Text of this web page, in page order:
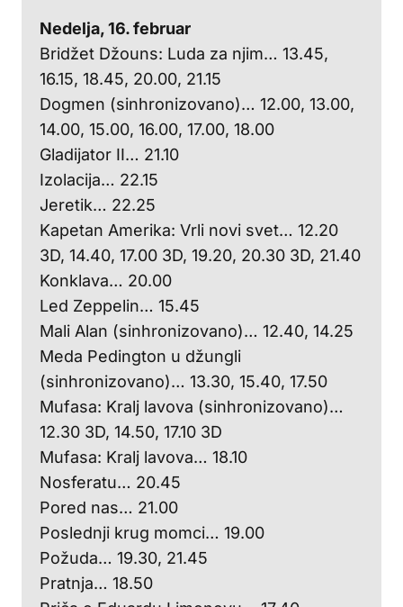
Nedelja, 16. februar
Bridžet Džouns: Luda za njim… 13.45,
16.15, 18.45, 20.00, 21.15
Dogmen (sinhronizovano)… 12.00, 13.00,
14.00, 15.00, 16.00, 17.00, 18.00
Gladijator II… 21.10
Izolacija… 22.15
Jeretik… 22.25
Kapetan Amerika: Vrli novi svet… 12.20
3D, 14.40, 17.00 3D, 19.20, 20.30 3D, 21.40
Konklava… 20.00
Led Zeppelin… 15.45
Mali Alan (sinhronizovano)… 12.40, 14.25
Meda Pedington u džungli
(sinhronizovano)… 13.30, 15.40, 17.50
Mufasa: Kralj lavova (sinhronizovano)…
12.30 3D, 14.50, 17.10 3D
Mufasa: Kralj lavova… 18.10
Nosferatu… 20.45
Pored nas… 21.00
Poslednji krug momci… 19.00
Požuda… 19.30, 21.45
Pratnja… 18.50